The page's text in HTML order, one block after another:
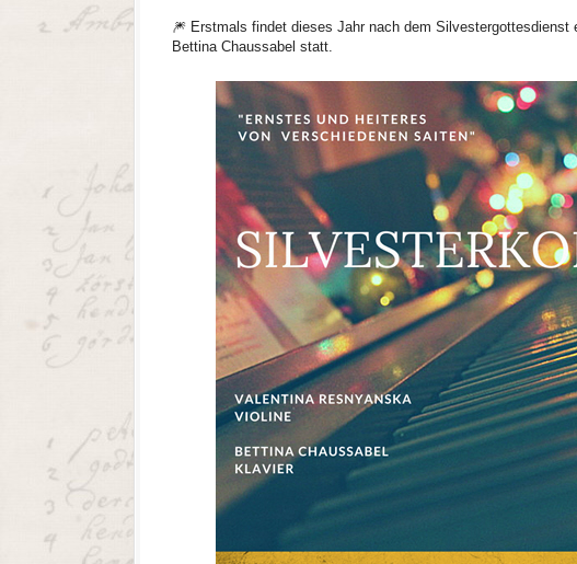
🎆 Erstmals findet dieses Jahr nach dem Silvestergottesdienst
Bettina Chaussabel statt.